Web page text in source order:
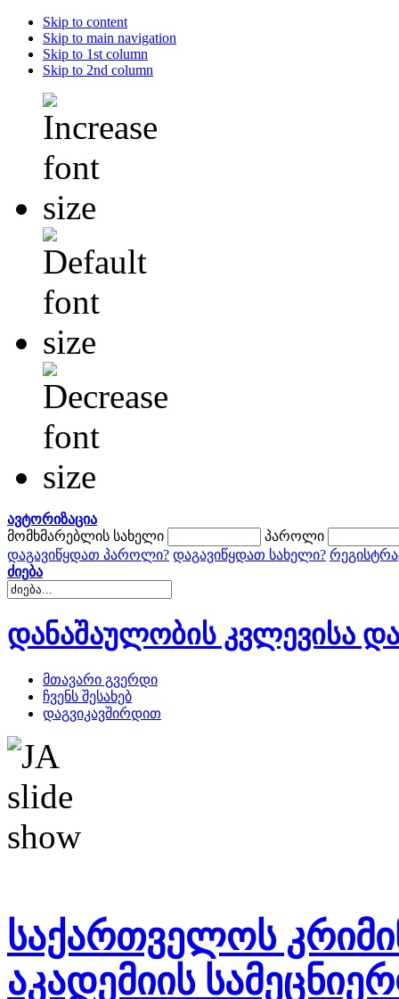
Skip to content
Skip to main navigation
Skip to 1st column
Skip to 2nd column
ავტორიზაცია
მომხმარებლის სახელი
პაროლი
დაგავიწყდათ პაროლი? დაგავიწყდათ სახელი?
ძიება
დანაშაულობის კვლევისა
მთავარი გვერდი
ჩვენს შესახებ
დაგვიკავშირდით
საქართველოს
აკადემიის